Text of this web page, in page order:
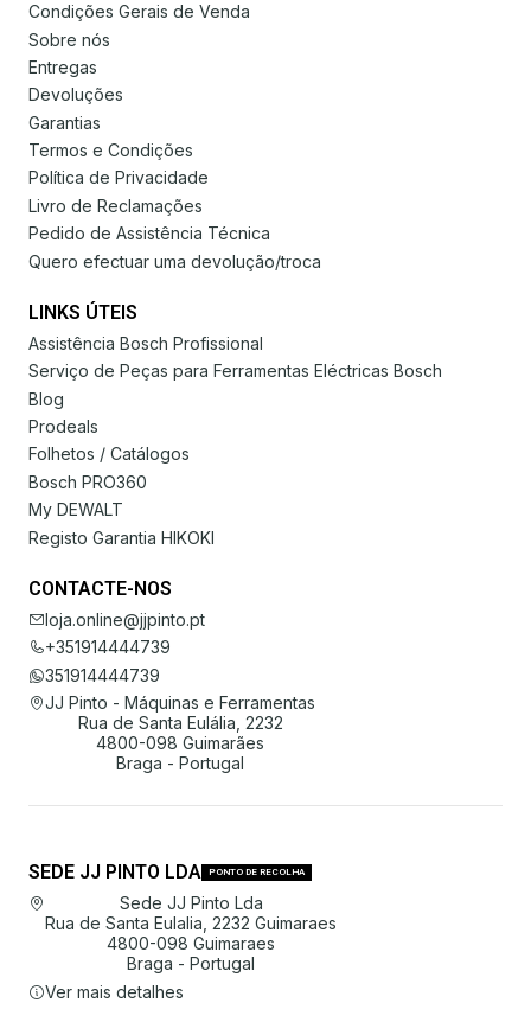
Condições Gerais de Venda
Sobre nós
Entregas
Devoluções
Garantias
Termos e Condições
Política de Privacidade
Livro de Reclamações
Pedido de Assistência Técnica
Quero efectuar uma devolução/troca
LINKS ÚTEIS
Assistência Bosch Profissional
Serviço de Peças para Ferramentas Eléctricas Bosch
Blog
Prodeals
Folhetos / Catálogos
Bosch PRO360
My DEWALT
Registo Garantia HIKOKI
CONTACTE-NOS
loja.online@jjpinto.pt
+351914444739
351914444739
JJ Pinto - Máquinas e Ferramentas
Rua de Santa Eulália, 2232
4800-098 Guimarães
Braga - Portugal
SEDE JJ PINTO LDA PONTO DE RECOLHA
Sede JJ Pinto Lda
Rua de Santa Eulalia, 2232 Guimaraes
4800-098 Guimaraes
Braga - Portugal
Ver mais detalhes